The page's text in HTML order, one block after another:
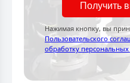
Получить
Нажимая кнопку, вы
Пользовательского
обработку